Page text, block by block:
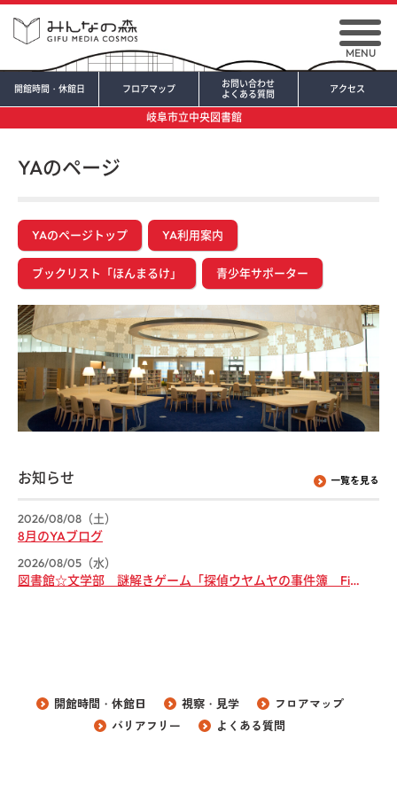
アクセス
開館時間・休館日 フロアマップ
お問い合わせ
よくある質問
岐阜市立中央図書館
MENU
YAのページ
YAのページトップ YA利用案内
ブックリスト「ほんまるけ」 青少年サポーター
お知らせ 一覧を見る
2026/08/08（土）
8月のYAブログ
2026/08/05（水）
図書館☆文学部 謎解きゲーム「探偵ウヤムヤの事件簿 File.６」の問題と解答を掲載します！
開館時間・休館日 視察・見学
フロアマップ
バリアフリー
よくある質問